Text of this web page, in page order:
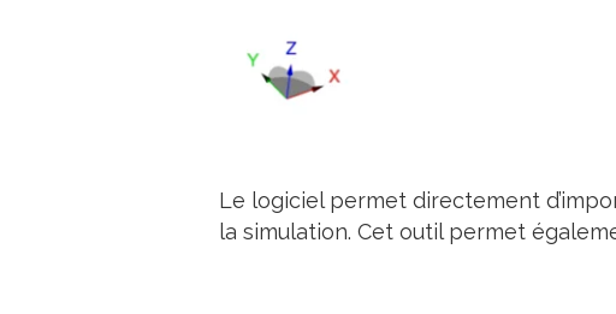
Le logiciel permet directement
la simulation. Cet outil permet